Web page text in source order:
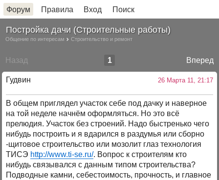
Форум Правила Вход Поиск
Постройка дачи (Строительные работы)
Общение по интересам Строительство и ремонт
Назад Вперед
1
Гудвин 26 Марта 11, 21:17
В общем приглядел участок себе под дачку и наверное
на той неделе начнём оформляться. Но это всё
прелюдия. Участок без строений. Надо быстренько чего
нибудь построить и я вдарился в раздумья или сборно
-щитовое строительство или мозолит глаз технология
ТИСЭ http://www.ti-se.ru/. Вопрос к строителям кто
нибудь связывался с данным типом строительства?
Подводные камни, себестоимость, прочность, и главное